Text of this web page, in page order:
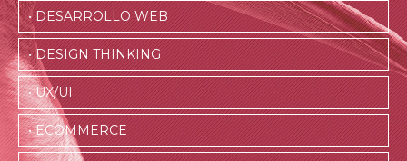
• DESARROLLO WEB
• DESIGN THINKING
• UX/UI
• ECOMMERCE